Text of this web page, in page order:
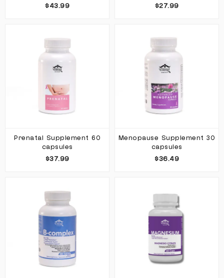
$43.99 $27.99
Prenatal Supplement 60
capsules
$37.99
Menopause Supplement 30
capsules
$36.49